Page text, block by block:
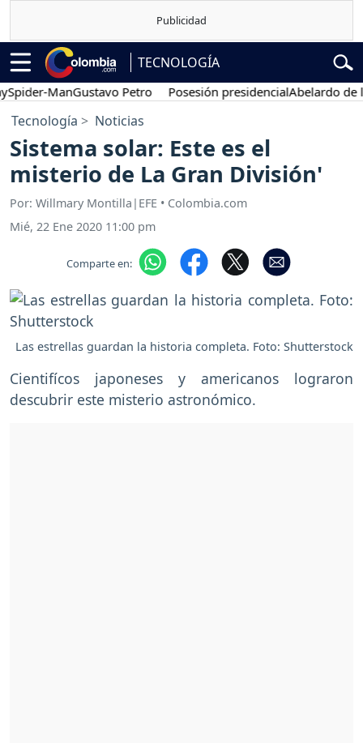
TECNOLOGÍA
ManGustavo Petro Posesión presidencialAbelardo de la
Tecnología Noticias
Sistema solar: Este es el
misterio de La Gran División'
Por: Willmary Montilla|EFE • Colombia.com
Mié, 22 Ene 2020 11:00 pm
Comparte en:
Las estrellas guardan la historia completa. Foto: Shutterstock
Cientifícos japoneses y americanos lograron
descubrir este misterio astronómico.